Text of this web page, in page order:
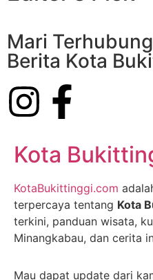
Mari
Berita Kota
Kota
KotaBukittinggi.com
terpercaya tentang Kota
terkini, panduan wisata,
Minangkabau, dan cerita
Mau dapat update dari